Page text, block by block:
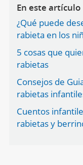
En este artículo
¿Qué puede
rabieta en los
5 cosas que
rabietas
Consejos de
rabietas
Cuentos
rabietas y